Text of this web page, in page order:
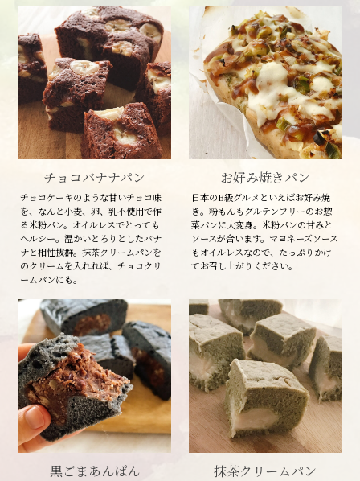
チョコバナナパン
チョコケーキのような甘いチョコ味
を、なんと小麦、卵、乳不使用で作
る米粉パン。オイルレスでとっても
ヘルシー。温かいとろりとしたバナ
ナと相性抜群。抹茶クリームパンを
のクリームを入れれば、チョコクリ
ームパンにも。
お好み焼きパン
日本のB級グルメといえばお好み焼
き。粉もんもグルテンフリーのお惣
菜パンに大変身。米粉パンの甘みと
ソースが合います。マヨネーズソース
もオイルレスなので、たっぷりかけ
てお召し上がりください。
黒ごまあんぱん 抹茶クリームパン